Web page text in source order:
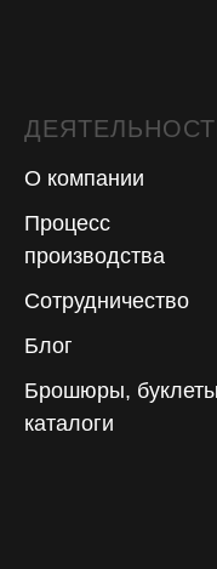
О компании
Процесс
производства
Сотрудничество
Блог
Брошюры,
каталоги